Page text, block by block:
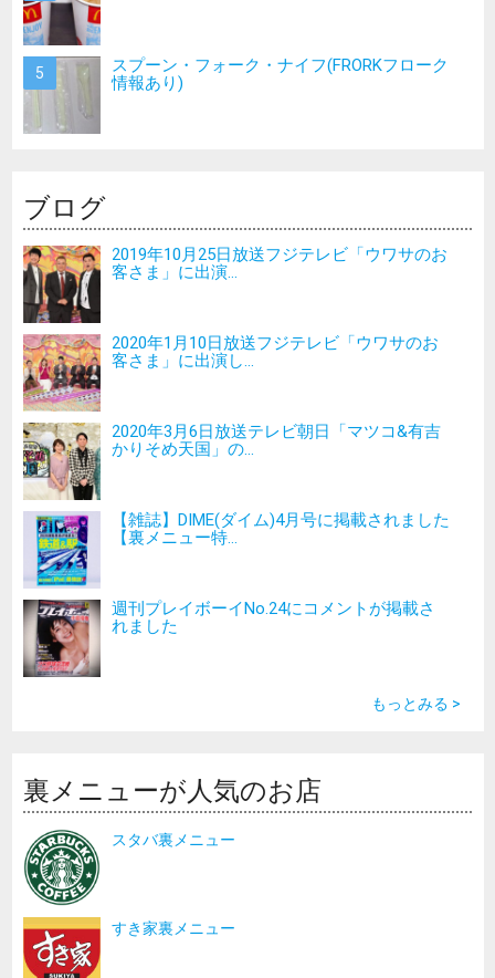
スプーン・フォーク・ナイフ(FRORKフローク
情報あり)
ブログ
2019年10月25日放送フジテレビ「ウワサのお
客さま」に出演...
2020年1月10日放送フジテレビ「ウワサのお
客さま」に出演し...
2020年3月6日放送テレビ朝日「マツコ&有吉
かりそめ天国」の...
【雑誌】DIME(ダイム)4月号に掲載されました
【裏メニュー特...
週刊プレイボーイNo.24にコメントが掲載さ
れました
もっとみる >
裏メニューが人気のお店
スタバ裏メニュー
すき家裏メニュー